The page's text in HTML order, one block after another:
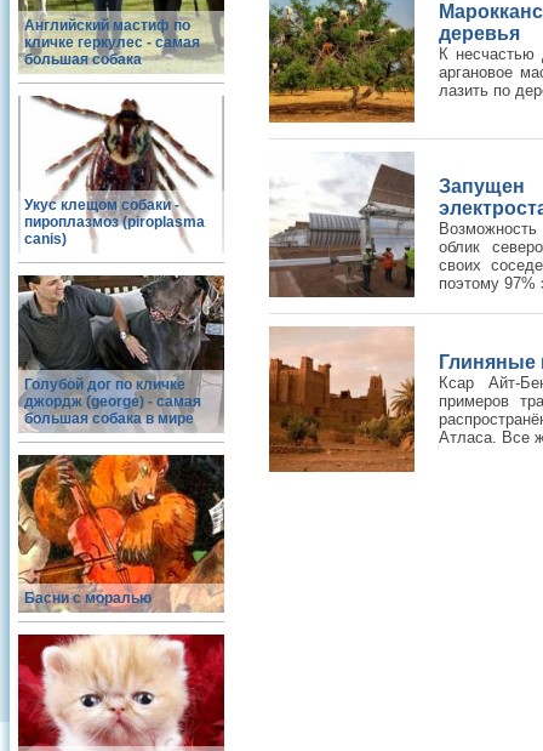
Английский мастиф по
кличке геркулес - самая
большая собака
Укус клещом собаки -
пироплазмоз (piroplasma
canis)
Голубой дог по кличке
джордж (george) - самая
большая собака в мире
Басни с моралью
деревья
К
аргановое
лазить по
Запущен
облик
своих
поэтому 97%
Ксар Айт-
примеров
Атласа. Все